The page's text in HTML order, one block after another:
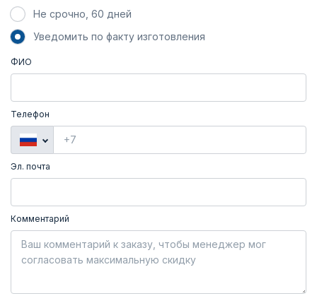
Не срочно, 60 дней
Уведомить по факту изготовления
ФИО
Телефон
Эл. почта
Комментарий